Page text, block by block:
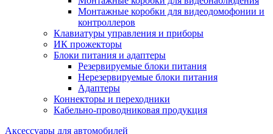
Монтажные коробки для видеодомофонии и
контроллеров
Клавиатуры управления и приборы
ИК прожекторы
Блоки питания и адаптеры
Резервируемые блоки питания
Нерезервируемые блоки питания
Адаптеры
Коннекторы и переходники
Кабельно-проводниковая продукция
Аксессуары для автомобилей